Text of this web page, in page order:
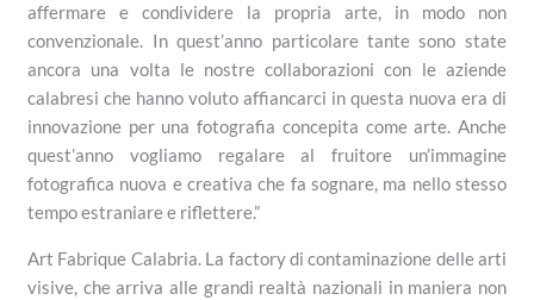
affermare e condividere la propria arte, in modo non
convenzionale. In quest’anno particolare tante sono state
ancora una volta le nostre collaborazioni con le aziende
calabresi che hanno voluto affiancarci in questa nuova era di
innovazione per una fotografia concepita come arte. Anche
quest’anno vogliamo regalare al fruitore un’immagine
fotografica nuova e creativa che fa sognare, ma nello stesso
tempo estraniare e riflettere.”
Art Fabrique Calabria. La factory di contaminazione delle arti
visive, che arriva alle grandi realtà nazionali in maniera non